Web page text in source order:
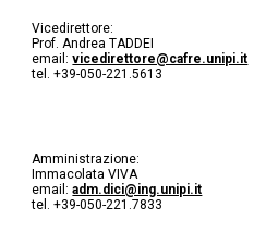
Vicedirettore:
Prof. Andrea TADDEI
email:vicedirettore@cafre.unipi.it
tel. +39-050-221.5613
Amministrazione:
Immacolata VIVA
email:adm.dici@ing.unipi.it
tel. +39-050-221.7833